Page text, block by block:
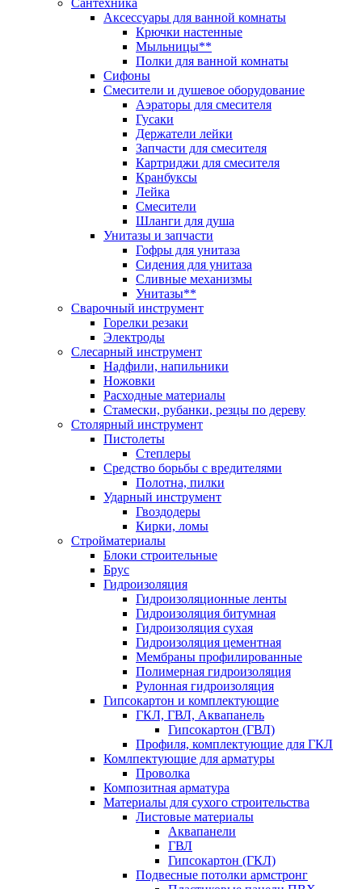
Сантехника
Аксессуары для ванной комнаты
Крючки настенные
Мыльницы**
Полки для ванной комнаты
Сифоны
Смесители и душевое оборудование
Аэраторы для смесителя
Гусаки
Держатели лейки
Запчасти для смесителя
Картриджи для смесителя
Кранбуксы
Лейка
Смесители
Шланги для душа
Унитазы и запчасти
Гофры для унитаза
Сидения для унитаза
Сливные механизмы
Унитазы**
Сварочный инструмент
Горелки резаки
Электроды
Слесарный инструмент
Надфили, напильники
Ножовки
Расходные материалы
Стамески, рубанки, резцы по дереву
Столярный инструмент
Пистолеты
Степлеры
Средство борьбы с вредителями
Полотна, пилки
Ударный инструмент
Гвоздодеры
Кирки, ломы
Стройматериалы
Блоки строительные
Брус
Гидроизоляция
Гидроизоляционные ленты
Гидроизоляция битумная
Гидроизоляция сухая
Гидроизоляция цементная
Мембраны профилированные
Полимерная гидроизоляция
Рулонная гидроизоляция
Гипсокартон и комплектующие
ГКЛ, ГВЛ, Аквапанель
Гипсокартон (ГВЛ)
Профиля, комплектующие для ГКЛ
Комлпектующие для арматуры
Проволка
Композитная арматура
Материалы для сухого строительства
Листовые материалы
Аквапанели
ГВЛ
Гипсокартон (ГКЛ)
Подвесные потолки армстронг